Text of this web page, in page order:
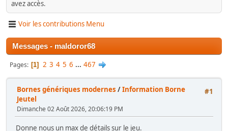
avez accès.
Voir les contributions Menu
Messages - maldoror68
Pages 1 2 3 4 5 6 ... 467
#1
Bornes génériques modernes /Information Borne
Jeutel
Dimanche 02 Août 2026, 20:06:19 PM
Donne nous un max de détails sur le jeu.